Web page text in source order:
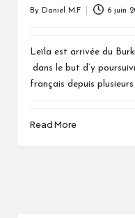
By Daniel M.F 6 juin
Leïla est arrivée du
dans le but d’y
français depuis
Read More